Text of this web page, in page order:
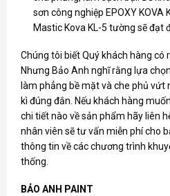
sơn công nghiệp EPOXY
Mastic Kova KL-5 tường sẽ đạt
Chúng tôi biết Quý khách hàng có
Nhưng Bảo Anh nghĩ rằng lựa
làm phẳng bề mặt và che phủ
kì đúng đắn. Nếu khách hàng
chi tiết nào về sản phẩm hãy liên
nhân viên sẽ tư vấn miễn phí cho
thông tin về các chương trình
thống.
BẢO ANH PAINT